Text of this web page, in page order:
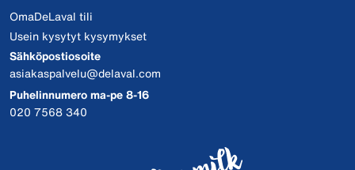
OmaDeLaval tili
Usein kysytyt kysymykset
Sähköpostiosoite
asiakaspalvelu@delaval.com
Puhelinnumero ma-pe 8-16
020 7568 340